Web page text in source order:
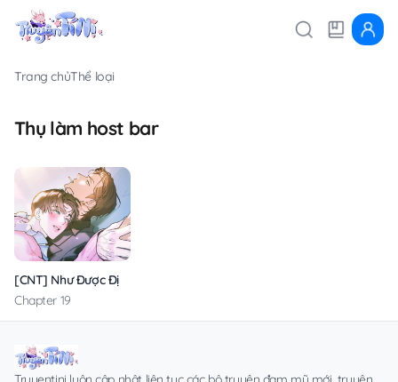
Trang chủThể loại
Thụ làm host bar
[CNT] Như Được Định Sẵn
Chapter 19